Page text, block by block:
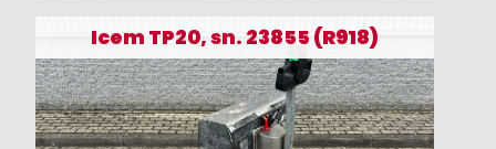
Icem TP20, sn. 23855 (R918)